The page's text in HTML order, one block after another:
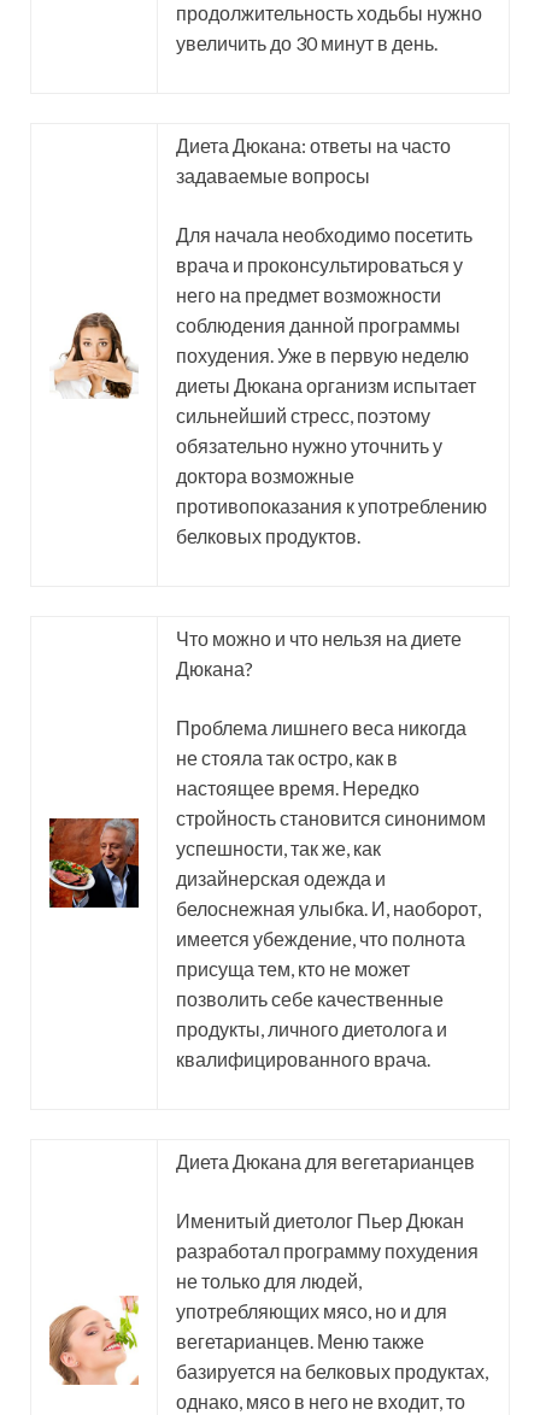
продолжительность ходьбы нужно
увеличить до 30 минут в день.
Диета Дюкана: ответы на часто
задаваемые вопросы
Для начала необходимо посетить
врача и проконсультироваться у
него на предмет возможности
соблюдения данной программы
похудения. Уже в первую неделю
диеты Дюкана организм испытает
сильнейший стресс, поэтому
обязательно нужно уточнить у
доктора возможные
противопоказания к употреблению
белковых продуктов.
Что можно и что нельзя на диете
Дюкана?
Проблема лишнего веса никогда
не стояла так остро, как в
настоящее время. Нередко
стройность становится синонимом
успешности, так же, как
дизайнерская одежда и
белоснежная улыбка. И, наоборот,
имеется убеждение, что полнота
присуща тем, кто не может
позволить себе качественные
продукты, личного диетолога и
квалифицированного врача.
Диета Дюкана для вегетарианцев
Именитый диетолог Пьер Дюкан
разработал программу похудения
не только для людей,
употребляющих мясо, но и для
вегетарианцев. Меню также
базируется на белковых продуктах,
однако, мясо в него не входит, то